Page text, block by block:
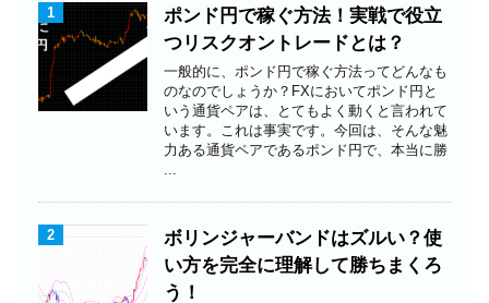
1
ポンド円で稼ぐ方法！実戦で役立
つリスクオントレードとは？
一般的に、ポンド円で稼ぐ方法ってどんなも
のなのでしょうか？FXにおいてポンド円と
いう通貨ペアは、とてもよく動くと言われて
います。これは事実です。今回は、そんな魅
力ある通貨ペアであるポンド円で、本当に勝
2
ボリンジャーバンドはズルい？使
い方を完全に理解して勝ちまくろ
う！